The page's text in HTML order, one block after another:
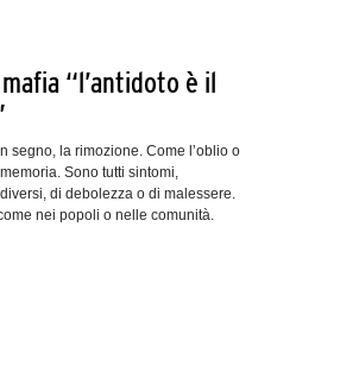
“l’antidoto è il
segno, la rimozione. Come l’oblio o
Sono tutti sintomi,
di debolezza o di malessere.
nei popoli o nelle comunità.